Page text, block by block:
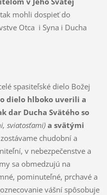
mohli dospieť do
Otca i Syna i Ducha
spasiteľské dielo Božej
dielo hlboko uverili a
dar Ducha Svätého so
sviatosťami) a svätými
chudobní a
v nebezpečenstve a
sa obmedzujú na
pominuteľné, prchavé a
vášní spôsobuje